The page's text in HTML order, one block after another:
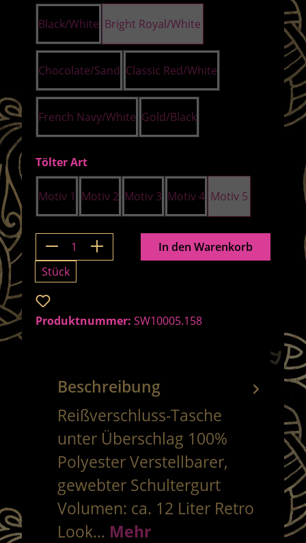
Black/White Bright Royal/White
Chocolate/Sand Classic Red/White
French Navy/White Gold/Black
Tölter Artauswählen
Motiv 1 Motiv 2 Motiv 3 Motiv 4 Motiv 5
Produkt Anzahl: Gib den
Stück
In den Warenkorb
Produktnummer: SW10005.158
Beschreibung
Reißverschluss-Tasche
unter Überschlag 100%
Polyester Verstellbarer,
gewebter Schultergurt
Volumen: ca. 12 Liter Retro
Look… Mehr